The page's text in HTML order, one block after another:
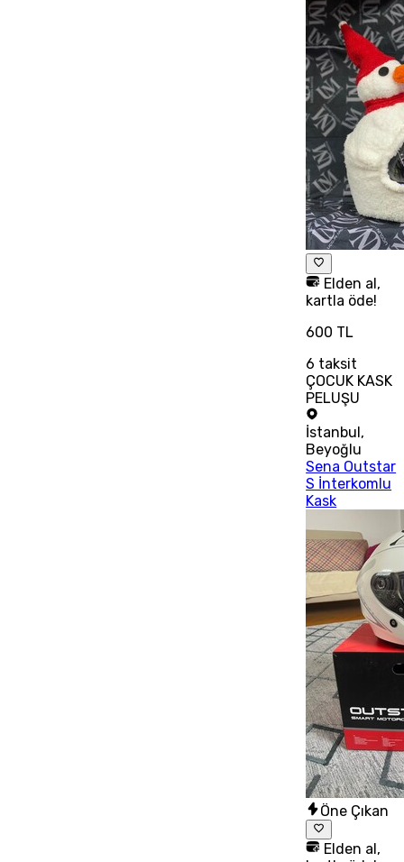
Elden al,
kartla öde!
600 TL
6 taksit
ÇOCUK KASK
PELUŞU
İstanbul,
Beyoğlu
Sena Outstar
S İnterkomlu
Kask
Öne Çıkan
Elden al,